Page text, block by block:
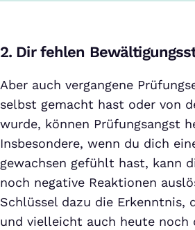
2. Dir fehlen
Aber auch vergangene
selbst gemacht hast oder von
wurde, können Prüfungsangst
Insbesondere, wenn du dich
gewachsen gefühlt hast, kann
noch negative Reaktionen
Schlüssel dazu die Erkenntnis,
und vielleicht auch heute noch